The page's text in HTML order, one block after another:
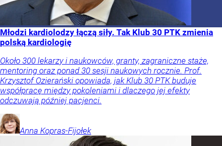
Młodzi kardiolodzy łączą siły. Tak Klub 30 PTK zmienia
polską kardiologię
Około 300 lekarzy i naukowców, granty, zagraniczne staże,
mentoring oraz ponad 30 sesji naukowych rocznie. Prof.
Krzysztof Ozierański opowiada, jak Klub 30 PTK buduje
współpracę między pokoleniami i dlaczego jej efekty
odczuwają później pacjenci.
Anna Kopras-Fijołek